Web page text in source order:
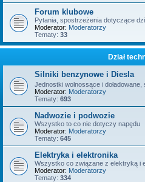
Forum klubowe
Pytania, spostrzeżenia dotyczące
Moderator: Moderatorzy
Tematy: 33
Dział
Silniki benzynowe i Diesla
Jednostki wolnossące i
Moderator: Moderatorzy
Tematy: 693
Nadwozie i podwozie
Wszystko to co nie dotyczy napędu
Moderator: Moderatorzy
Tematy: 645
Elektryka i elektronika
Wszystko co związane z elektryką i
Moderator: Moderatorzy
Tematy: 334